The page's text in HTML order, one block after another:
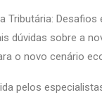
Tributária:
dúvidas sobre a
o novo cenário
pelos